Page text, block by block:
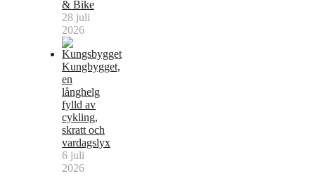
& Bike
28 juli
2026
Kungbygget,
en
långhelg
fylld av
cykling,
skratt och
vardagslyx
6 juli
2026